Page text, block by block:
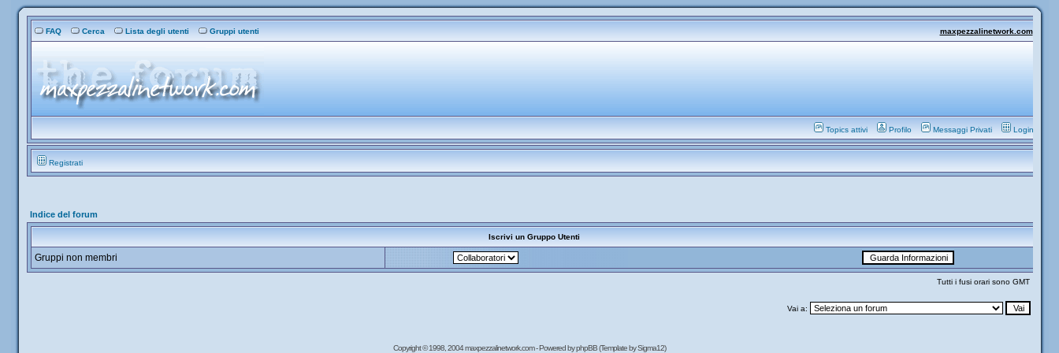
FAQ Cerca Lista degli utenti Gruppi utenti maxpezzalinetwork.com
Topics attivi Profilo Messaggi Privati Login
Registrati
Indice del forum
Iscrivi un Gruppo Utenti
Gruppi non membri
Tutti i fusi orari sono GMT
Vai a:
Copyright © 1998, 2004 maxpezzalinetwork.com - Powered byphpBB(Template by Sigma12)